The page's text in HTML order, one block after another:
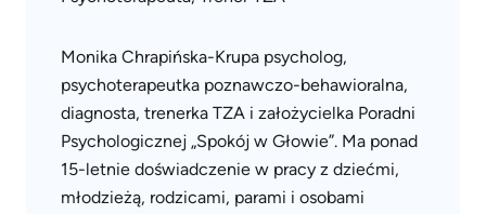
Monika Chrapińska-Krupa psycholog,
psychoterapeutka poznawczo-behawioralna,
diagnosta, trenerka TZA i założycielka Poradni
Psychologicznej „Spokój w Głowie”. Ma ponad
15-letnie doświadczenie w pracy z dziećmi,
młodzieżą, rodzicami, parami i osobami